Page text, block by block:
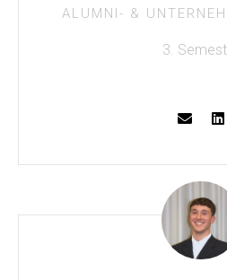
ALUMNI- &
3.